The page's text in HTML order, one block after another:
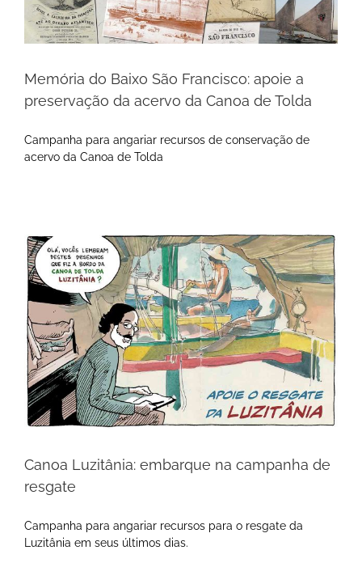
Memória do Baixo São Francisco: apoie a
preservação da acervo da Canoa de Tolda
Campanha para angariar recursos de conservação de
acervo da Canoa de Tolda
Canoa Luzitânia: embarque na campanha de
resgate
Campanha para angariar recursos para o resgate da
Luzitânia em seus últimos dias.